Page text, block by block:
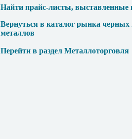
Найти прайс-листы, выставленные
Вернуться в каталог рынка
металлов
Перейти в раздел Металлоторговля